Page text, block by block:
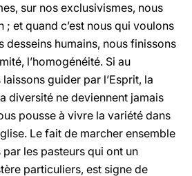
sur nos exclusivismes, nous
et quand c’est nous qui voulons
desseins humains, nous finissons
l’homogénéité. Si au
guider par l’Esprit, la
diversité ne deviennent jamais
pousse à vivre la variété dans
Le fait de marcher ensemble
par les pasteurs qui ont un
particuliers, est signe de